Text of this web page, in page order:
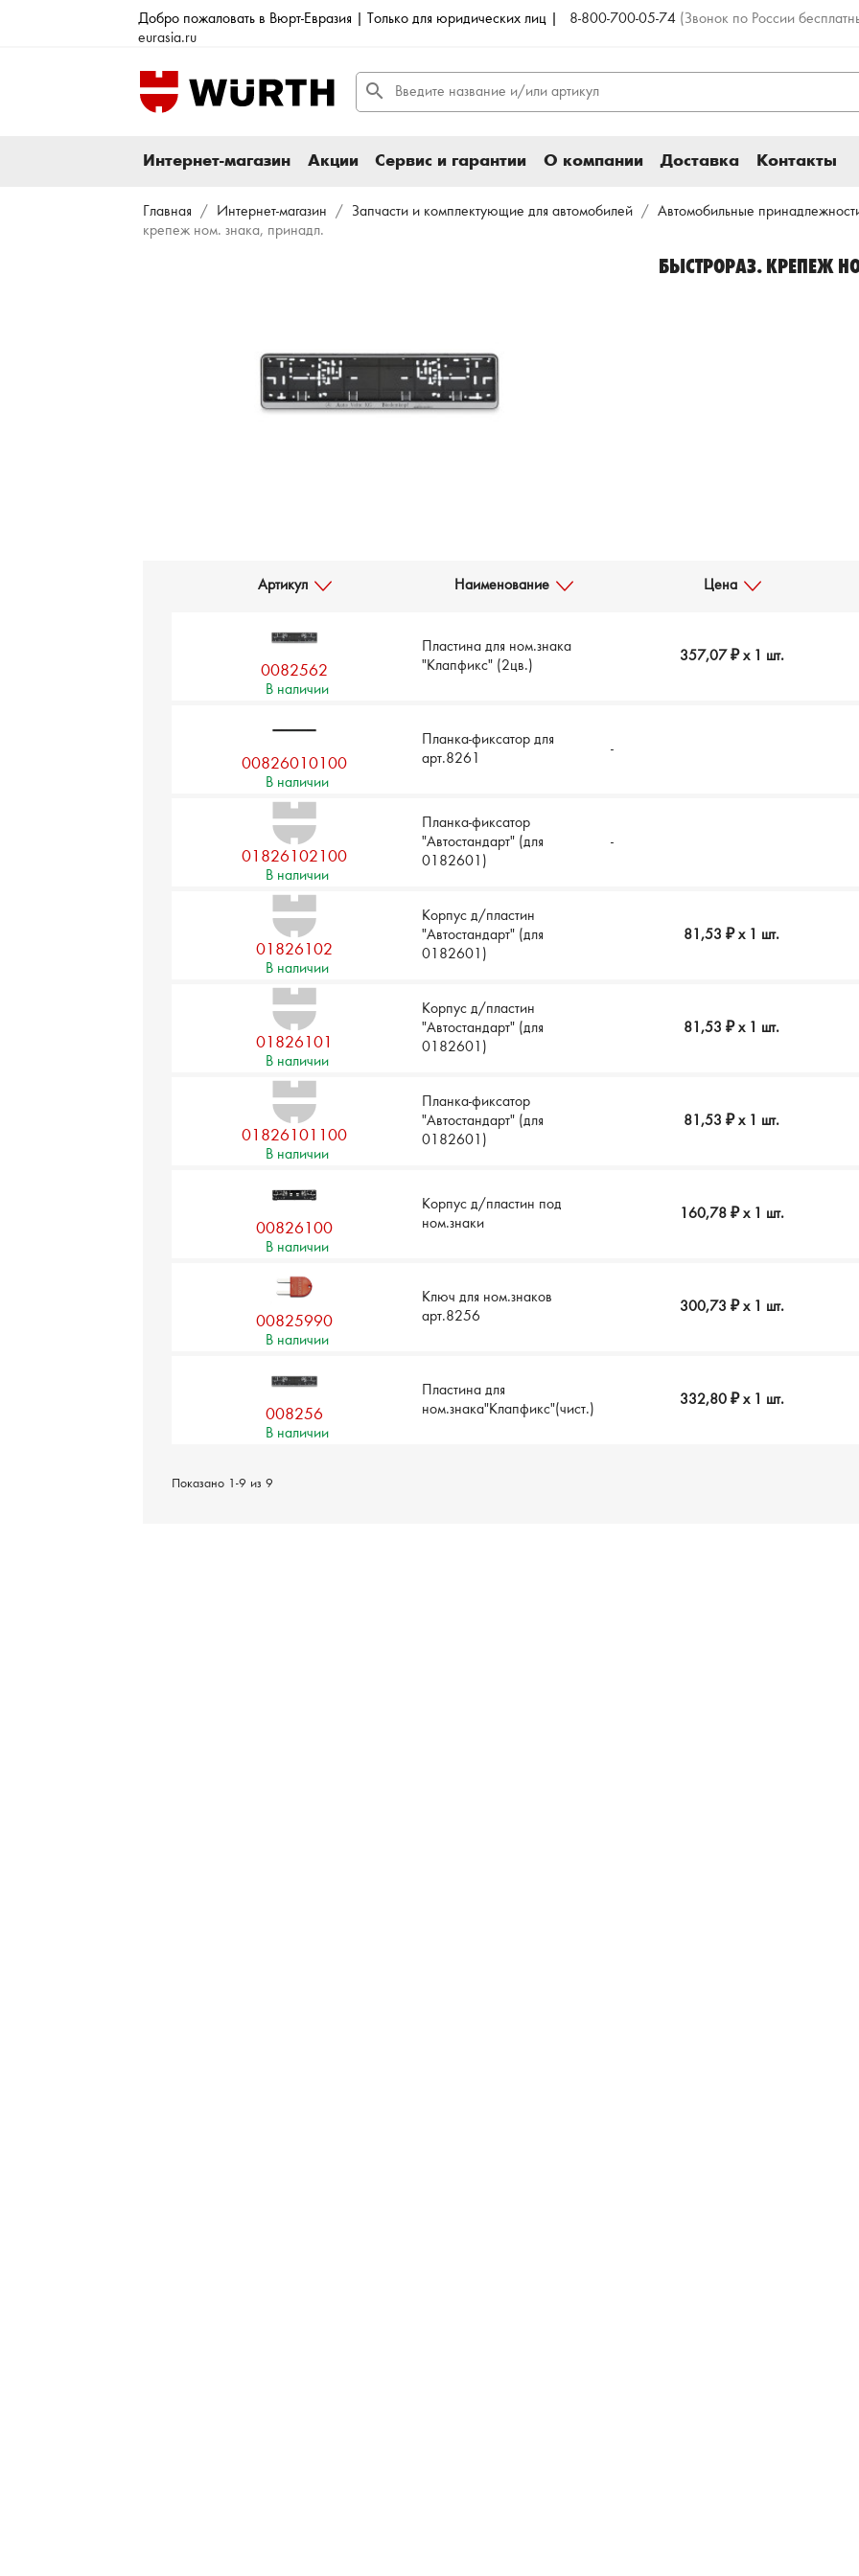
Добро пожаловать в Вюрт-Евразия | Только для юридических лиц | 8-800-700-05-74 (Звонок по России
eurasia.ru
search
Интернет-магазин Акции Сервис и гарантии О компании Доставка Контакты
Главная Интернет-магазин Запчасти и комплектующие для автомобилей Автомобильные
крепеж ном. знака, принадл.
БЫСТРОРАЗ. КРЕПЕЖ
Артикул Наименование Цена
0082562
В наличии
Пластина для ном.знака
"Клапфикс" (2цв.)
357,07 ₽x 1 шт.
00826010100
В наличии
Планка-фиксатор для
арт.8261
-
01826102100
В наличии
Планка-фиксатор
"Автостандарт" (для
0182601)
-
01826102
В наличии
Корпус д/пластин
"Автостандарт" (для
0182601)
81,53 ₽x 1 шт.
01826101
В наличии
Корпус д/пластин
"Автостандарт" (для
0182601)
81,53 ₽x 1 шт.
01826101100
В наличии
Планка-фиксатор
"Автостандарт" (для
0182601)
81,53 ₽x 1 шт.
00826100
В наличии
Корпус д/пластин под
ном.знаки
160,78 ₽x 1 шт.
00825990
В наличии
Ключ для ном.знаков
арт.8256
300,73 ₽x 1 шт.
008256
В наличии
Пластина для
ном.знака"Клапфикс"(чист.)
332,80 ₽x 1 шт.
Показано 1-9 из 9